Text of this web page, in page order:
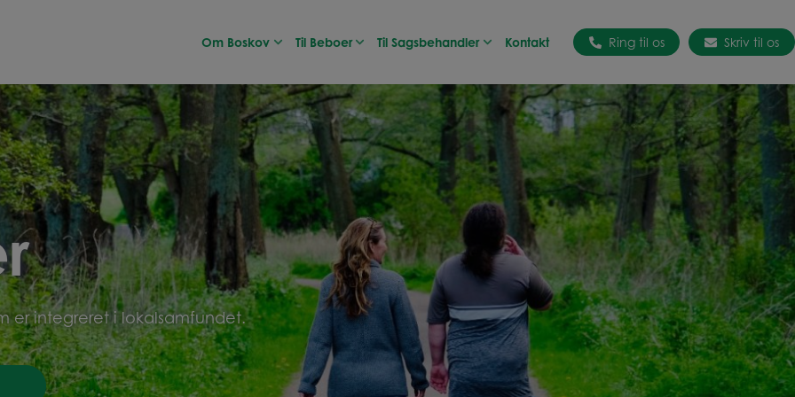
Om Boskov Til Beboer Til Sagsbehandler Kontakt Ring til os Skriv til os
er integreret i lokalsamfundet.